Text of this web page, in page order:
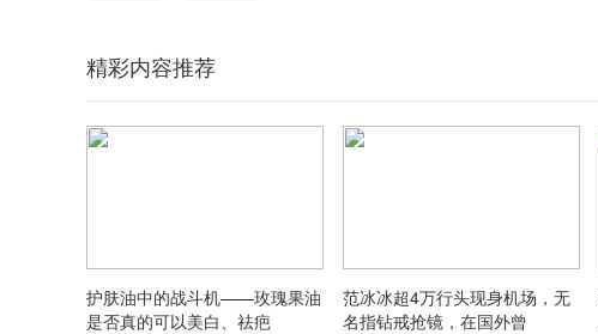
精彩内容推荐
护肤油中的战斗机——玫瑰果油
是否真的可以美白、祛疤
范冰冰超4万行头现身机场，无
名指钻戒抢镜，在国外曾